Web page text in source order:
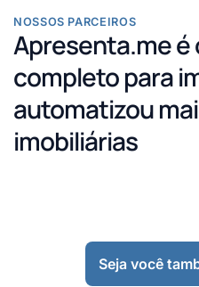
NOSSOS PARCEIROS
Apresenta.me é
completo para
automatizou
imobiliárias
Seja você